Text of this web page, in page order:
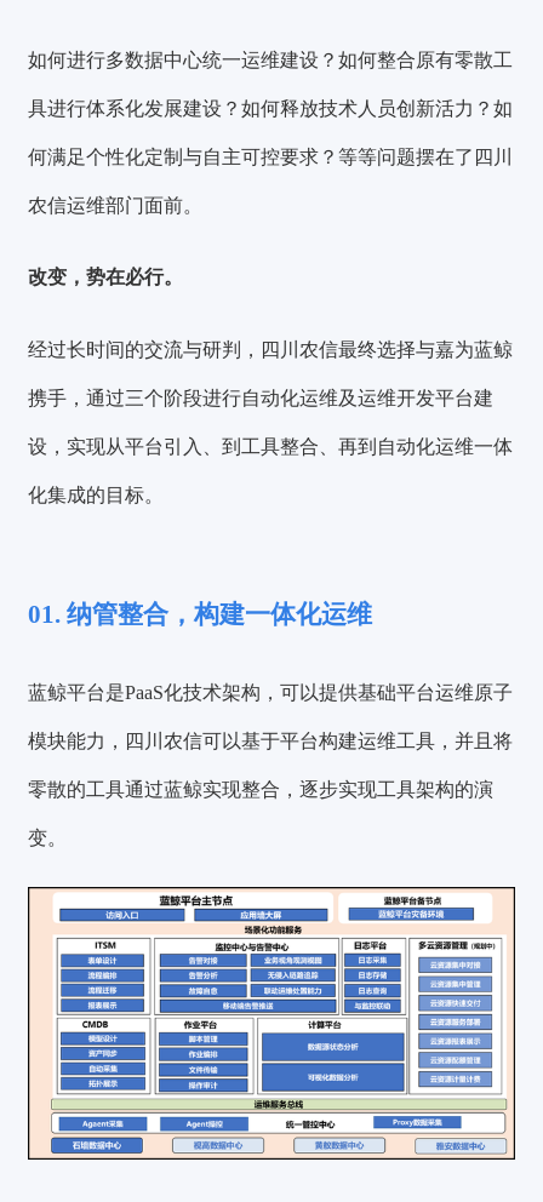
如何进行多数据中心统一运维建设？如何整合原有零散工
具进行体系化发展建设？如何释放技术人员创新活力？如
何满足个性化定制与自主可控要求？等等问题摆在了四川
农信运维部门面前。
改变，势在必行。
经过长时间的交流与研判，四川农信最终选择与嘉为蓝鲸
携手，通过三个阶段进行自动化运维及运维开发平台建
设，实现从平台引入、到工具整合、再到自动化运维一体
化集成的目标。
01. 纳管整合，构建一体化运维
蓝鲸平台是PaaS化技术架构，可以提供基础平台运维原子
模块能力，四川农信可以基于平台构建运维工具，并且将
零散的工具通过蓝鲸实现整合，逐步实现工具架构的演
变。